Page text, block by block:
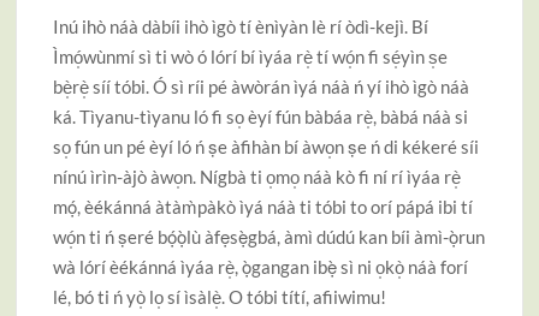
Inú ihò náà dàbíi ihò ìgò tí ènìyàn lè rí òdì-kejì. Bí
Ìmó̩wùnmí sì ti wò ó lórí bí ìyáa rè̩ tí wó̩n fi sé̩yìn s̩e
bè̩rè̩ síí tóbi. Ó sì ríi pé àwòrán ìyá náà ń yí ihò ìgò náà
ká. Tìyanu-tìyanu ló fi so̩ èyí fún bàbáa rè̩, bàbá náà si
so̩ fún un pé èyí ló ń ṣe àfihàn bí àwo̩n ṣe ń di kékeré síi
nínú ìrìn-àjò àwo̩n. Nígbà ti o̩mo̩ náà kò fi ní rí ìyáa rè̩
mọ́, èékánná àtàm̀pàkò ìyá náà ti tóbi to orí pápá ibi tí
wó̩n ti ń ṣeré bọ́ọ̀lù àfẹsẹ̀gbá, àmì dúdú kan bíi àmì-ọ̀run
wà lórí èékánná ìyáa rè̩, ọ̀gangan ibẹ̀ sì ni o̩kò̩ náà forí
lé, bó ti ń yò̩ lo̩ sí ìsàlè̩. O tóbi títí, afiiwimu!